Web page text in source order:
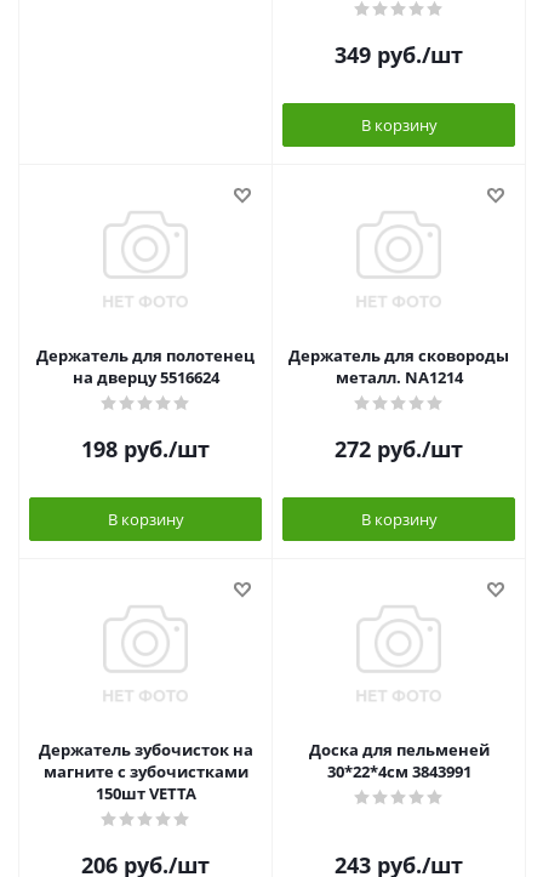
349 руб./шт
В корзину
Держатель для полотенец
на дверцу 5516624
198 руб./шт
В корзину
Держатель для сковороды
металл. NA1214
272 руб./шт
В корзину
Держатель зубочисток на
магните с зубочистками
150шт VETTA
206 руб./шт
Доска для пельменей
30*22*4см 3843991
243 руб./шт